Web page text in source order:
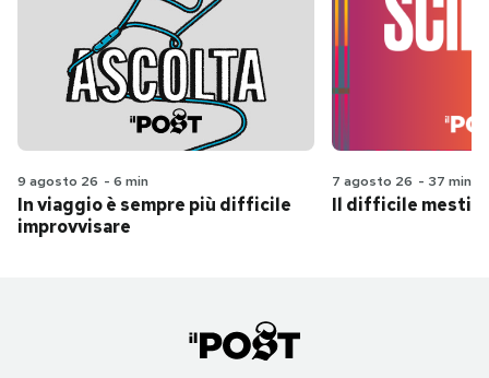
9 agosto 26 - 6 min
In viaggio è sempre più difficile
improvvisare
7 agosto 26 - 37 min
Il difficile